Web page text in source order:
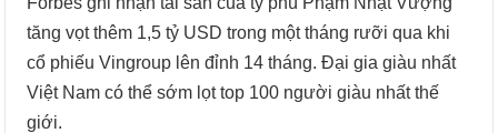
tăng vọt thêm 1,5 tỷ USD trong một tháng rưỡi qua khi
cổ phiếu Vingroup lên đỉnh 14 tháng. Đại gia giàu nhất
Việt Nam có thể sớm lọt top 100 người giàu nhất thế
giới.